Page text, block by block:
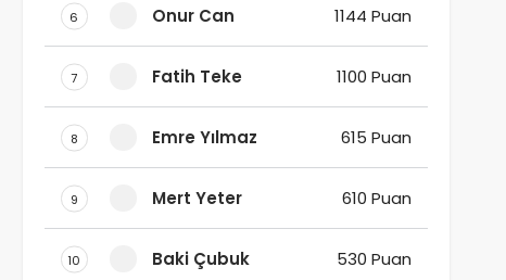
6 Onur Can 1144 Puan
7 Fatih Teke 1100 Puan
8 Emre Yılmaz 615 Puan
9 Mert Yeter 610 Puan
10 Baki Çubuk 530 Puan